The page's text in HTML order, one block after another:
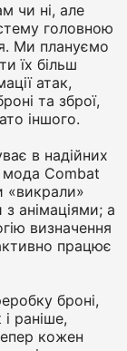
чи ні, але
головною
Ми плануємо
їх більш
атак,
та зброї,
іншого.
в надійних
Combat
«викрали»
анімаціями; а
визначення
працює
броні,
раніше,
кожен